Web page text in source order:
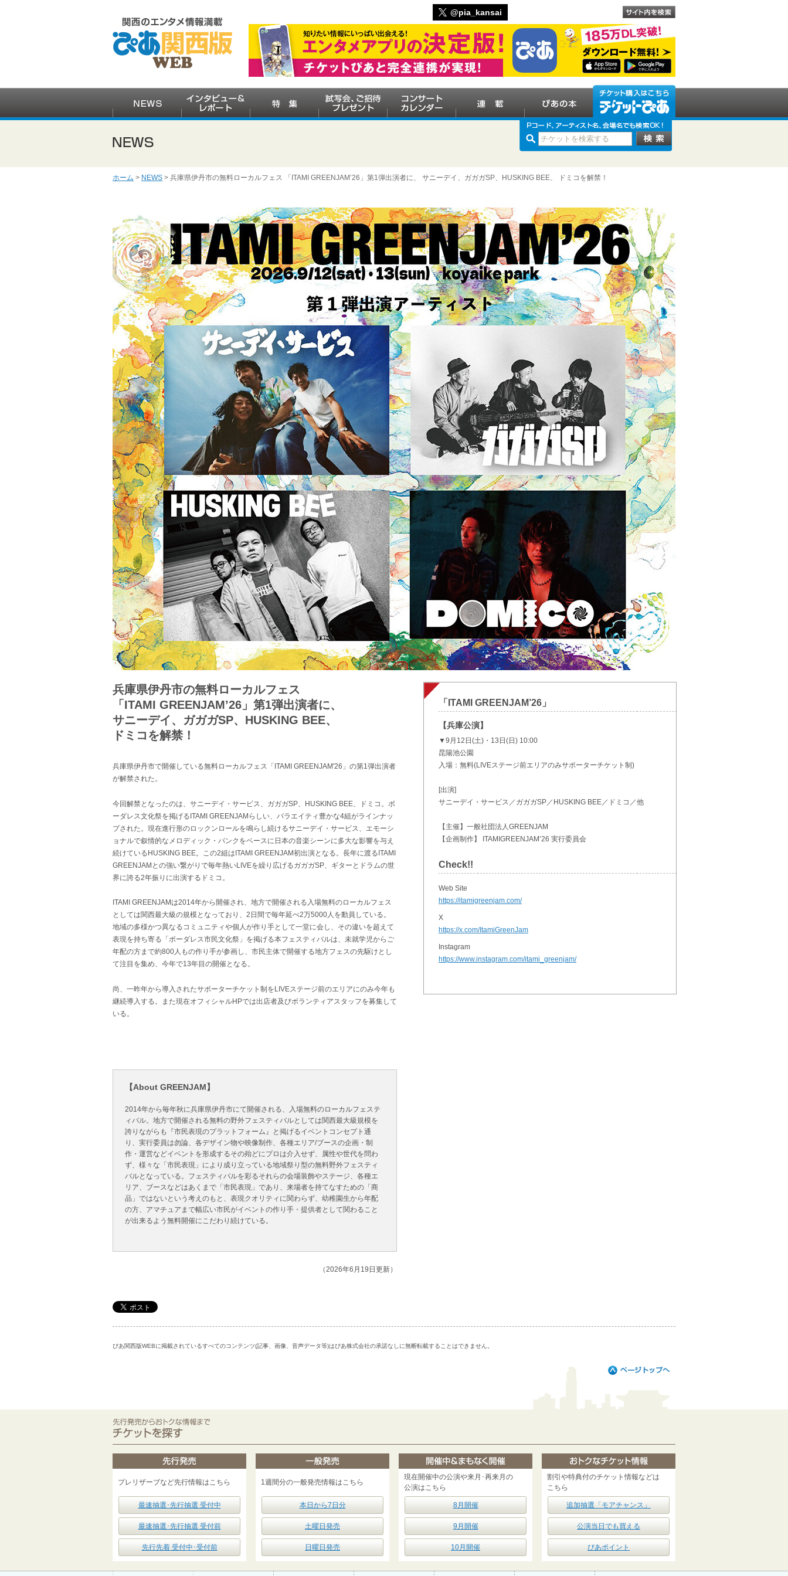
@pia_kansai
ホーム > NEWS > 兵庫県伊丹市の無料ローカルフェス 「ITAMI GREENJAM’26」第1弾出演者に、 サニーデイ、ガガガSP、HUSKING BEE、 ドミコを解禁！
兵庫県伊丹市の無料ローカルフェス
「ITAMI GREENJAM’26」第1弾出演者に、
サニーデイ、ガガガSP、HUSKING BEE、
ドミコを解禁！
兵庫県伊丹市で開催している無料ローカルフェス「ITAMI GREENJAM'26」の第1弾出演者
が解禁された。
今回解禁となったのは、サニーデイ・サービス、ガガガSP、HUSKING BEE、ドミコ。ボ
ーダレス文化祭を掲げるITAMI GREENJAMらしい、バラエイティ豊かな4組がラインナッ
プされた。現在進行形のロックンロールを鳴らし続けるサニーデイ・サービス、エモーシ
ョナルで叙情的なメロディック・パンクをベースに日本の音楽シーンに多大な影響を与え
続けているHUSKING BEE。この2組はITAMI GREENJAM初出演となる。長年に渡るITAMI
GREENJAMとの強い繋がりで毎年熱いLIVEを繰り広げるガガガSP、ギターとドラムの世
界に誇る2年振りに出演するドミコ。
ITAMI GREENJAMは2014年から開催され、地方で開催される入場無料のローカルフェス
としては関西最大級の規模となっており、2日間で毎年延べ2万5000人を動員している。
地域の多様かつ異なるコミュニティや個人が作り手として一堂に会し、その違いを超えて
表現を持ち寄る「ボーダレス市民文化祭」を掲げる本フェスティバルは、未就学児からご
年配の方まで約800人もの作り手が参画し、市民主体で開催する地方フェスの先駆けとし
て注目を集め、今年で13年目の開催となる。
尚、一昨年から導入されたサポーターチケット制をLIVEステージ前のエリアにのみ今年も
継続導入する。また現在オフィシャルHPでは出店者及びボランティアスタッフを募集して
いる。
【About GREENJAM】
2014年から毎年秋に兵庫県伊丹市にて開催される、入場無料のローカルフェステ
ィバル。地方で開催される無料の野外フェスティバルとしては関西最大級規模を
誇りながらも『市民表現のプラットフォーム』と掲げるイベントコンセプト通
り、実行委員は勿論、各デザイン物や映像制作、各種エリア/ブースの企画・制
作・運営などイベントを形成するその殆どにプロは介入せず、属性や世代を問わ
ず、様々な「市民表現」により成り立っている地域祭り型の無料野外フェスティ
バルとなっている。フェスティバルを彩るそれらの会場装飾やステージ、各種エ
リア、ブースなどはあくまで「市民表現」であり、来場者を持てなすための「商
品」ではないという考えのもと、表現クオリティに関わらず、幼稚園生から年配
の方、アマチュアまで幅広い市民がイベントの作り手・提供者として関わること
が出来るよう無料開催にこだわり続けている。
（2026年6月19日更新）
「ITAMI GREENJAM’26」
【兵庫公演】
▼9月12日(土)・13日(日) 10:00
昆陽池公園
入場：無料(LIVEステージ前エリアのみサポーターチケット制)
[出演]
サニーデイ・サービス／ガガガSP／HUSKING BEE／ドミコ／他
【主催】一般社団法人GREENJAM
【企画制作】 ITAMIGREENJAM’26 実行委員会
Check!!
Web Site
https://itamigreenjam.com/
X
https://x.com/ItamiGreenJam
Instagram
https://www.instagram.com/itami_greenjam/
ぴあ関西版WEBに掲載されているすべてのコンテンツ(記事、画像、音声データ等)はぴあ株式会社の承諾なしに無断転載することはできません。
プレリザーブなど先行情報はこちら
最速抽選･先行抽選 受付中
最速抽選･先行抽選 受付前
先行先着 受付中･受付前
1週間分の一般発売情報はこちら
本日から7日分
土曜日発売
日曜日発売
現在開催中の公演や来月･再来月の
公演はこちら
8月開催
9月開催
10月開催
割引や特典付のチケット情報などは
こちら
追加抽選「モアチャンス」
公演当日でも買える
ぴあポイント